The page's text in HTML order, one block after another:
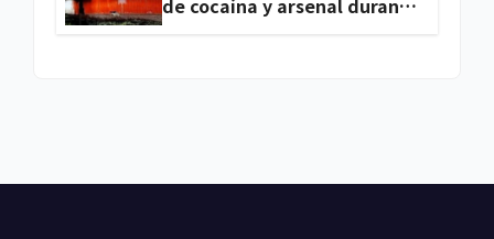
de cocaína y arsenal durante